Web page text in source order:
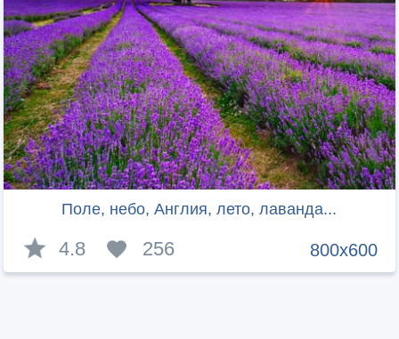
Поле, небо, Англия, лето, лаванда...
800x600
4.8 256